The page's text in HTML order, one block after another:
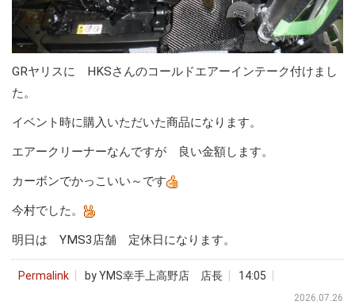
GRヤリスに HKSさんのコールドエアーインテーク付けまし
た。
イベント時に購入いただいた商品になります。
エアークリーナーなんですが 良い金額します。
カーボンでかっこいい～です
今村でした。
明日は YMS3店舗 定休日になります。
Permalink by YMS幸手上高野店 店長 14:05
2026.07.26